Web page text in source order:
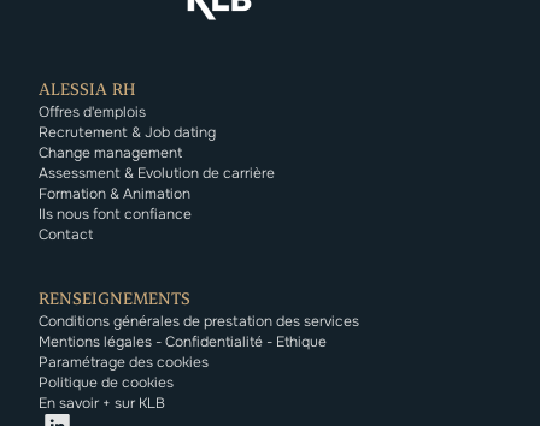
ALESSIA RH
Offres d'emplois
Recrutement & Job dating
Change management
Assessment & Evolution de carrière
Formation & Animation
Ils nous font confiance
Contact
RENSEIGNEMENTS
Conditions générales de prestation des services
Mentions légales - Confidentialité - Ethique
Paramétrage des cookies
Politique de cookies
En savoir + sur KLB